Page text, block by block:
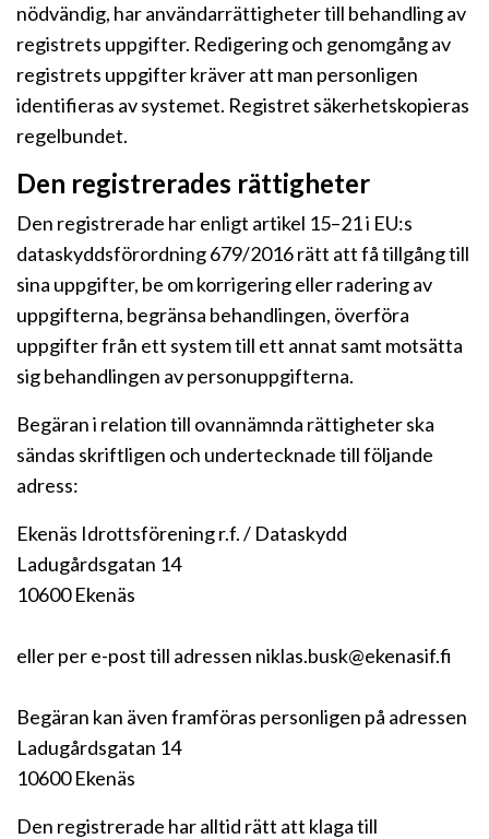
nödvändig, har användarrättigheter till behandling av
registrets uppgifter. Redigering och genomgång av
registrets uppgifter kräver att man personligen
identifieras av systemet. Registret säkerhetskopieras
regelbundet.
Den registrerades rättigheter
Den registrerade har enligt artikel 15–21 i EU:s
dataskyddsförordning 679/2016 rätt att få tillgång till
sina uppgifter, be om korrigering eller radering av
uppgifterna, begränsa behandlingen, överföra
uppgifter från ett system till ett annat samt motsätta
sig behandlingen av personuppgifterna.
Begäran i relation till ovannämnda rättigheter ska
sändas skriftligen och undertecknade till följande
adress:
Ekenäs Idrottsförening r.f. / Dataskydd
Ladugårdsgatan 14
10600 Ekenäs
eller per e-post till adressen niklas.busk@ekenasif.fi
Begäran kan även framföras personligen på adressen
Ladugårdsgatan 14
10600 Ekenäs
Den registrerade har alltid rätt att klaga till